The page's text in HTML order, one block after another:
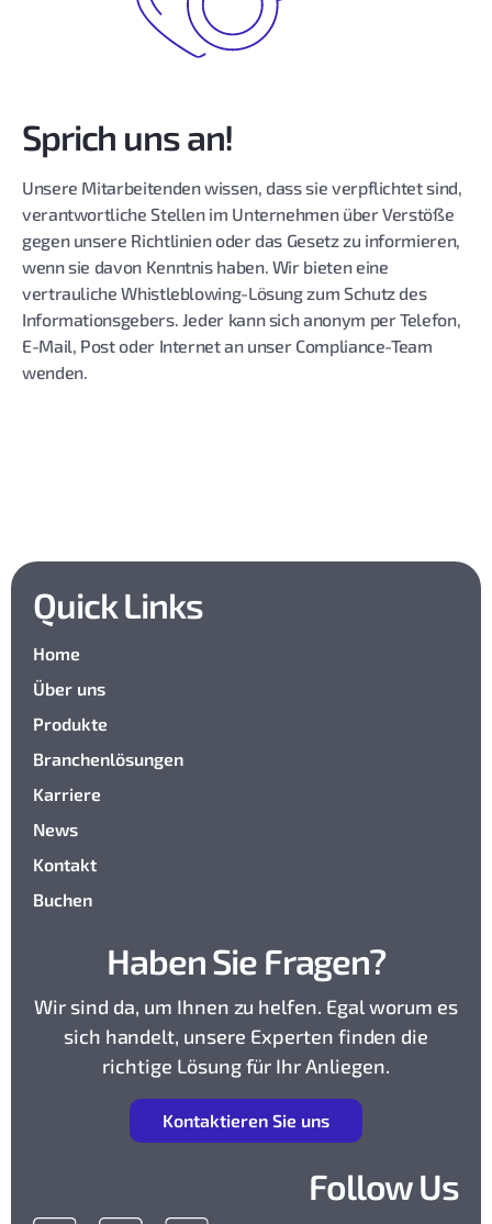
Sprich uns an!
Unsere Mitarbeitenden wissen, dass sie verpflichtet sind,
verantwortliche Stellen im Unternehmen über Verstöße
gegen unsere Richtlinien oder das Gesetz zu informieren,
wenn sie davon Kenntnis haben. Wir bieten eine
vertrauliche Whistleblowing-Lösung zum Schutz des
Informationsgebers. Jeder kann sich anonym per Telefon,
E-Mail, Post oder Internet an unser Compliance-Team
wenden.
Quick Links
Home
Über uns
Produkte
Branchenlösungen
Karriere
News
Kontakt
Buchen
Haben Sie Fragen?
Wir sind da, um Ihnen zu helfen. Egal worum es
sich handelt, unsere Experten finden die
richtige Lösung für Ihr Anliegen.
Kontaktieren Sie uns
Follow Us